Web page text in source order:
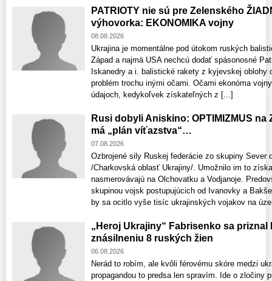
PATRIOTY nie sú pre Zelenského
výhovorka: EKONOMIKA vojny
08.08.2026
Ukrajina je momentálne pod útokom ruských
Západ a najmä USA nechcú dodať spásonosné
Iskanedry a i. balistické rakety z kyjevskej oblohy
problém trochu inými očami. Očami ekonóma
údajoch, kedykoľvek získateľných z [...]
Rusi dobyli Aniskino: OPTIMIZMUS na
má „plán víťazstva“…
07.08.2026
Ozbrojené sily Ruskej federácie zo skupiny Sever
/Charkovská oblasť Ukrajiny/. Umožnilo im to
nasmerovávajú na Olchovatku a Vodjanoje.
skupinou vojsk postupujúcich od Ivanovky a
by sa ocitlo vyše tisíc ukrajinských vojakov na
„Heroj Ukrajiny“ Fabrisenko sa priznal
znásilneniu 8 ruských žien
06.08.2026
Nerád to robím, ale kvôli férovému skóre medzi
propagandou to predsa len spravím. Ide o zločiny